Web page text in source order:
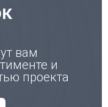
вам
и
проекта